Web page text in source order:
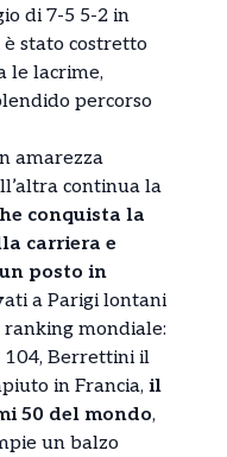
di 7-5 5-2 in
stato costretto
le lacrime,
percorso
amarezza
continua la
conquista la
carriera e
posto in
a Parigi lontani
mondiale:
Berrettini il
in Francia, il
50 del mondo,
un balzo